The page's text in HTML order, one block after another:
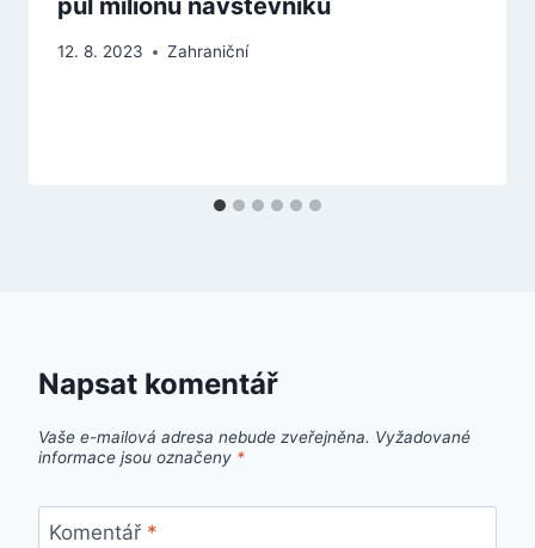
12. 8. 2023 Zahraniční
Napsat komentář
Vaše e-mailová adresa nebude zveřejněna. Vyžadované
informace jsou označeny *
Komentář *